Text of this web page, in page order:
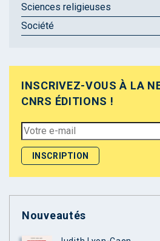
Sciences religieuses
Société
INSCRIVEZ-VOUS À LA
CNRS ÉDITIONS !
Nouveautés